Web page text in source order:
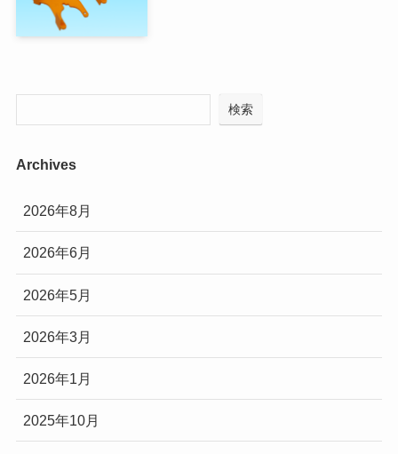
検索
Archives
2026年8月
2026年6月
2026年5月
2026年3月
2026年1月
2025年10月